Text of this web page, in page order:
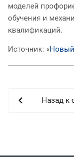
моделей
обучения и
квалификаций.
Источник: «
Назад к